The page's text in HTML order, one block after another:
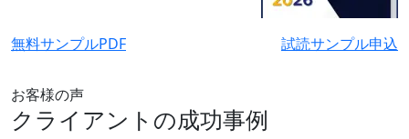
無料サンプルPDF 試読サンプル申込
お客様の声
クライアントの成功事例